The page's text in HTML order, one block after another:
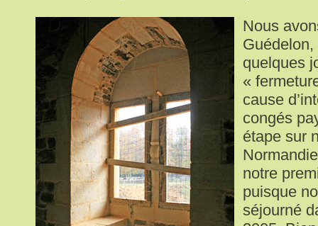
Nous
Guédelon,
quelques
«
cause
congés
étape sur
notre
puisque
séjourné